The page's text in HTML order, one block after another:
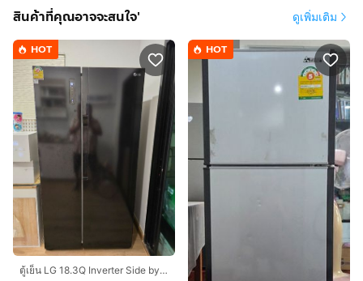
สินค้าที่คุณอาจจะสนใจ' ดูเพิ่มเติม
HOT
ตู้เย็น LG 18.3Q Inverter Side by Side สภาพดี คู่มือครบ
HOT